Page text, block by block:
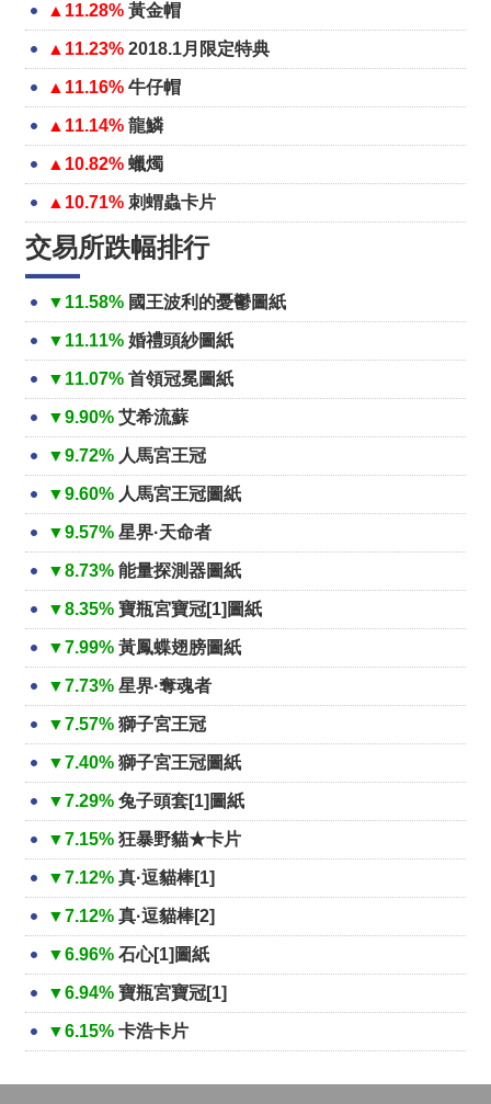
▲11.28% 黃金帽
▲11.23% 2018.1月限定特典
▲11.16% 牛仔帽
▲11.14% 龍鱗
▲10.82% 蠟燭
▲10.71% 刺蝟蟲卡片
交易所跌幅排行
▼11.58% 國王波利的憂鬱圖紙
▼11.11% 婚禮頭紗圖紙
▼11.07% 首領冠冕圖紙
▼9.90% 艾希流蘇
▼9.72% 人馬宮王冠
▼9.60% 人馬宮王冠圖紙
▼9.57% 星界·天命者
▼8.73% 能量探測器圖紙
▼8.35% 寶瓶宮寶冠[1]圖紙
▼7.99% 黃鳳蝶翅膀圖紙
▼7.73% 星界·奪魂者
▼7.57% 獅子宮王冠
▼7.40% 獅子宮王冠圖紙
▼7.29% 兔子頭套[1]圖紙
▼7.15% 狂暴野貓★卡片
▼7.12% 真·逗貓棒[1]
▼7.12% 真·逗貓棒[2]
▼6.96% 石心[1]圖紙
▼6.94% 寶瓶宮寶冠[1]
▼6.15% 卡浩卡片